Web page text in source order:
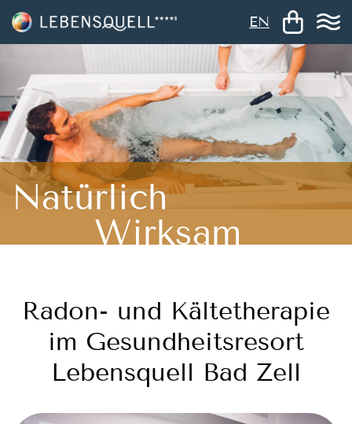
EN
Natürlich
Wirksam
Radon- und Kältetherapie
im Gesundheitsresort
Lebensquell Bad Zell